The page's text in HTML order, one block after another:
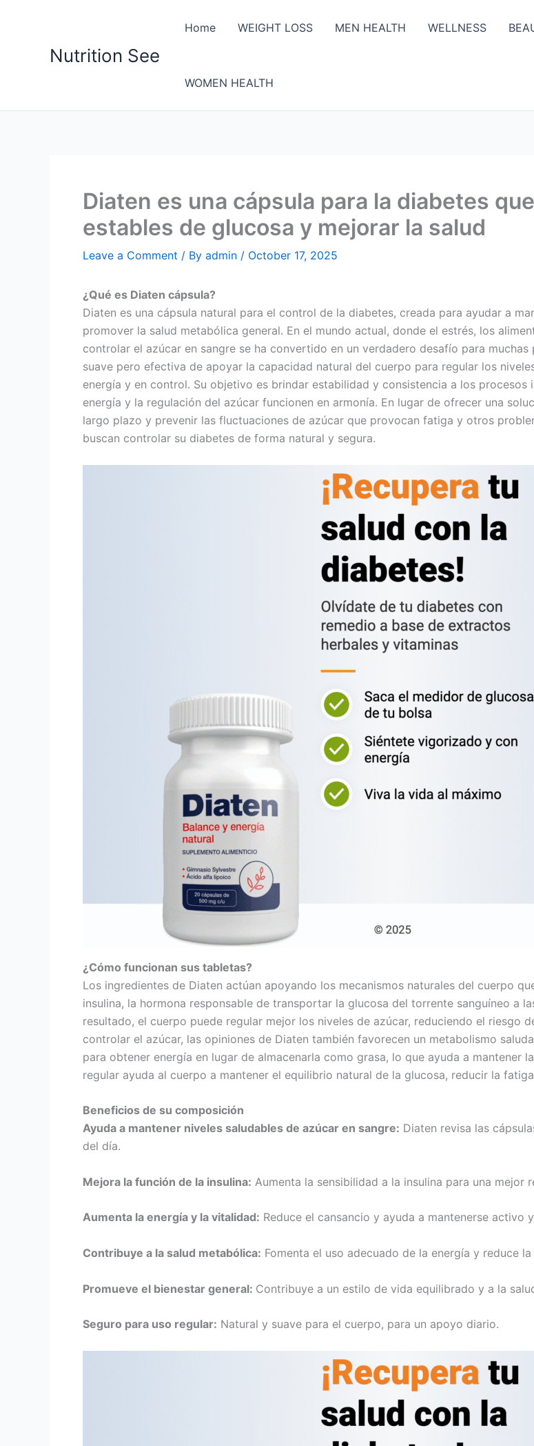
Nutrition See
Home WEIGHT LOSS MEN HEALTH WELLNESS
WOMEN HEALTH
Diaten es una cápsula para la diabetes
estables de glucosa y mejorar la salud
Leave a Comment / By admin / October 17, 2025
¿Qué es Diaten cápsula?
Diaten es una cápsula natural para el control de la diabetes, creada para ayudar a
promover la salud metabólica general. En el mundo actual, donde el estrés, los
controlar el azúcar en sangre se ha convertido en un verdadero desafío para
suave pero efectiva de apoyar la capacidad natural del cuerpo para regular los
energía y en control. Su objetivo es brindar estabilidad y consistencia a los
energía y la regulación del azúcar funcionen en armonía. En lugar de ofrecer una
largo plazo y prevenir las fluctuaciones de azúcar que provocan fatiga y otros
buscan controlar su diabetes de forma natural y segura.
¿Cómo funcionan sus tabletas?
Los ingredientes de Diaten actúan apoyando los mecanismos naturales del cuerpo
insulina, la hormona responsable de transportar la glucosa del torrente sanguíneo a
resultado, el cuerpo puede regular mejor los niveles de azúcar, reduciendo el riesgo
controlar el azúcar, las opiniones de Diaten también favorecen un metabolismo
para obtener energía en lugar de almacenarla como grasa, lo que ayuda a mantener
regular ayuda al cuerpo a mantener el equilibrio natural de la glucosa, reducir la
Beneficios de su composición
Ayuda a mantener niveles saludables de azúcar en sangre: Diaten revisa las
del día.
Mejora la función de la insulina: Aumenta la sensibilidad a la insulina para una mejor
Aumenta la energía y la vitalidad: Reduce el cansancio y ayuda a mantenerse activo
Contribuye a la salud metabólica: Fomenta el uso adecuado de la energía y reduce
Promueve el bienestar general: Contribuye a un estilo de vida equilibrado y a la
Seguro para uso regular: Natural y suave para el cuerpo, para un apoyo diario.